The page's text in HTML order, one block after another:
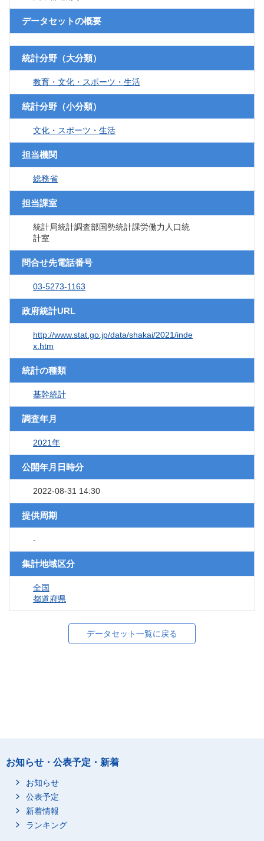
データセットの概要
統計分野（大分類）
教育・文化・スポーツ・生活
統計分野（小分類）
文化・スポーツ・生活
担当機関
総務省
担当課室
統計局統計調査部国勢統計課労働力人口統
計室
問合せ先電話番号
03-5273-1163
政府統計URL
http://www.stat.go.jp/data/shakai/2021/inde
x.htm
統計の種類
基幹統計
調査年月
2021年
公開年月日時分
2022-08-31 14:30
提供周期
-
集計地域区分
全国
都道府県
データセット一覧に戻る
お知らせ・公表予定・新着
お知らせ
公表予定
新着情報
ランキング